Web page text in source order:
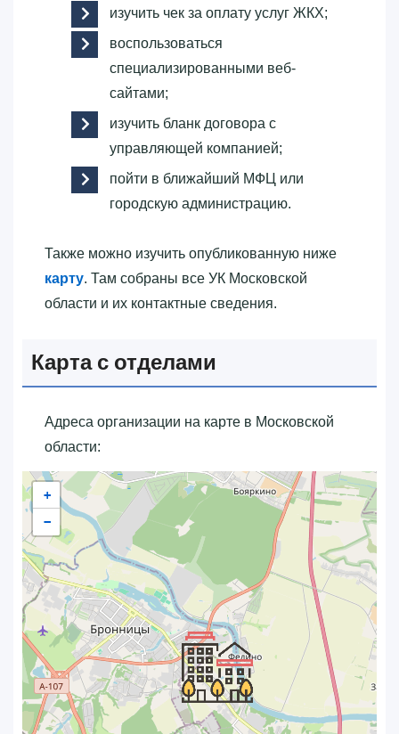
изучить чек за оплату услуг ЖКХ;
воспользоваться
специализированными веб-
сайтами;
изучить бланк договора с
управляющей компанией;
пойти в ближайший МФЦ или
городскую администрацию.
Также можно изучить опубликованную ниже
карту. Там собраны все УК Московской
области и их контактные сведения.
Карта с отделами
Адреса организации на карте в Московской
области:
+
−